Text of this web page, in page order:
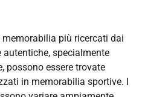
più ricercati dai
specialmente
possono essere trovate
in memorabilia sportive. I